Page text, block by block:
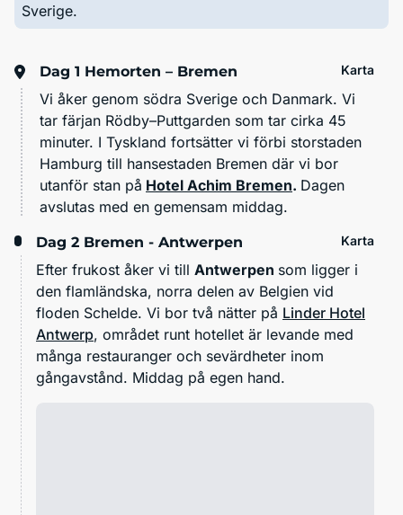
Sverige.
Dag 1 Hemorten – Bremen Karta
Vi åker genom södra Sverige och Danmark. Vi
tar färjan Rödby–Puttgarden som tar cirka 45
minuter. I Tyskland fortsätter vi förbi storstaden
Hamburg till hansestaden Bremen där vi bor
utanför stan på Hotel Achim Bremen. Dagen
avslutas med en gemensam middag.
Dag 2 Bremen - Antwerpen Karta
Efter frukost åker vi till Antwerpen som ligger i
den flamländska, norra delen av Belgien vid
floden Schelde. Vi bor två nätter på Linder Hotel
Antwerp, området runt hotellet är levande med
många restauranger och sevärdheter inom
gångavstånd. Middag på egen hand.